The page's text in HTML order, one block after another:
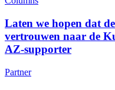
Laten we hopen dat
vertrouwen naar de
AZ-supporter
Partner